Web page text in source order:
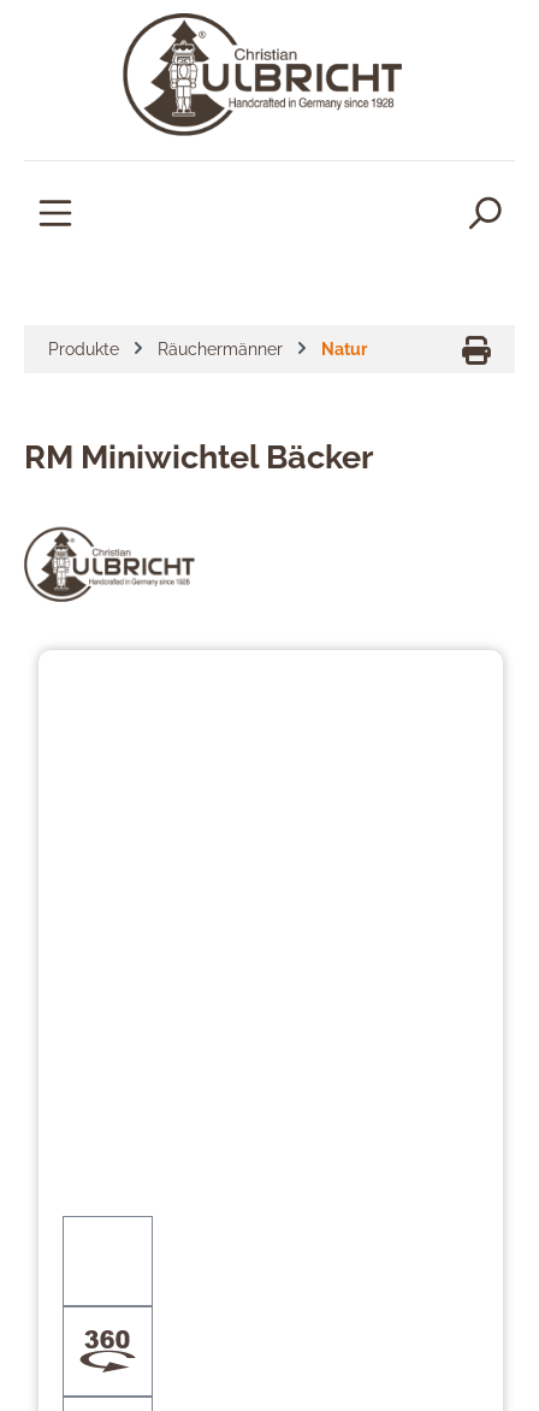
Produkte Räuchermänner Natur
RM Miniwichtel Bäcker